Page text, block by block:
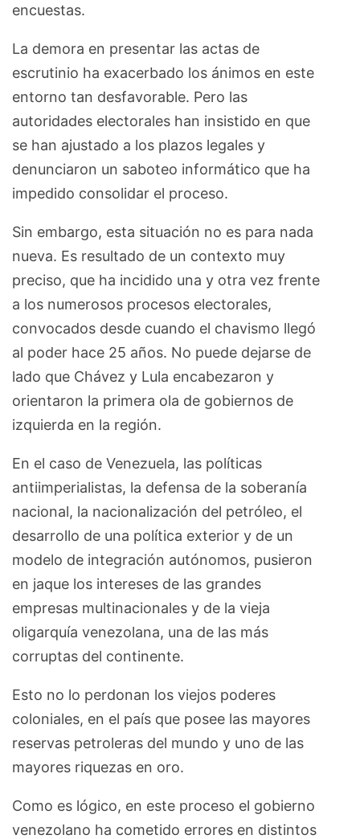
encuestas.
La demora en presentar las actas de
escrutinio ha exacerbado los ánimos en este
entorno tan desfavorable. Pero las
autoridades electorales han insistido en que
se han ajustado a los plazos legales y
denunciaron un saboteo informático que ha
impedido consolidar el proceso.
Sin embargo, esta situación no es para nada
nueva. Es resultado de un contexto muy
preciso, que ha incidido una y otra vez frente
a los numerosos procesos electorales,
convocados desde cuando el chavismo llegó
al poder hace 25 años. No puede dejarse de
lado que Chávez y Lula encabezaron y
orientaron la primera ola de gobiernos de
izquierda en la región.
En el caso de Venezuela, las políticas
antiimperialistas, la defensa de la soberanía
nacional, la nacionalización del petróleo, el
desarrollo de una política exterior y de un
modelo de integración autónomos, pusieron
en jaque los intereses de las grandes
empresas multinacionales y de la vieja
oligarquía venezolana, una de las más
corruptas del continente.
Esto no lo perdonan los viejos poderes
coloniales, en el país que posee las mayores
reservas petroleras del mundo y uno de las
mayores riquezas en oro.
Como es lógico, en este proceso el gobierno
venezolano ha cometido errores en distintos